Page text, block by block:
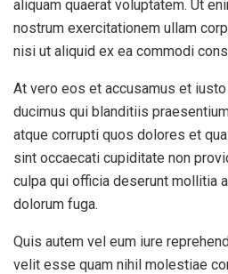
aliquam quaerat voluptatem. Ut
nostrum exercitationem ullam
nisi ut aliquid ex ea commodi
At vero eos et accusamus et
ducimus qui blanditiis
atque corrupti quos dolores et
sint occaecati cupiditate non
culpa qui officia deserunt mollitia
dolorum fuga.
Quis autem vel eum iure
velit esse quam nihil molestiae